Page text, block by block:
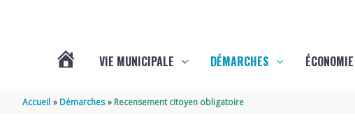
VIE MUNICIPALE DÉMARCHES
Accueil Démarches Recensement citoyen obligatoire